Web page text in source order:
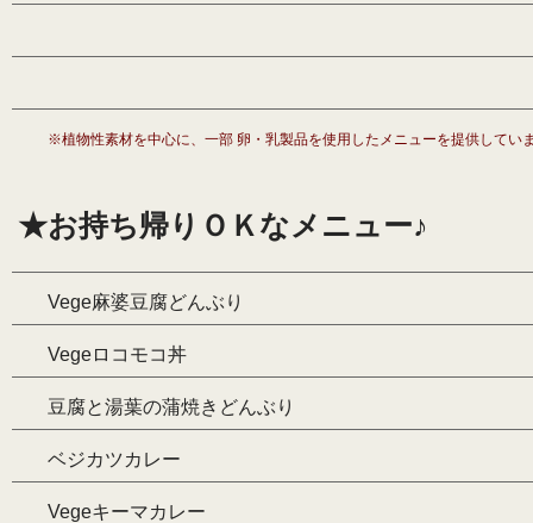
※植物性素材を中心に、一部 卵・乳製品を使用したメニューを提供してい
★お持ち帰りＯＫなメニュー♪
Vege麻婆豆腐どんぶり
Vegeロコモコ丼
豆腐と湯葉の蒲焼きどんぶり
ベジカツカレー
Vegeキーマカレー